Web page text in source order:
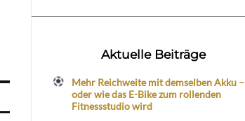
Aktuelle Beiträge
Mehr Reichweite mit demselben Akku –
oder wie das E-Bike zum rollenden
Fitnessstudio wird